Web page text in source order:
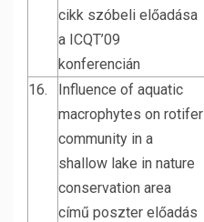
cikk szóbeli előadása
a ICQT’09
konferencián
16.
Influence of aquatic
macrophytes on rotifer
community in a
shallow lake in nature
conservation area
című poszter előadás